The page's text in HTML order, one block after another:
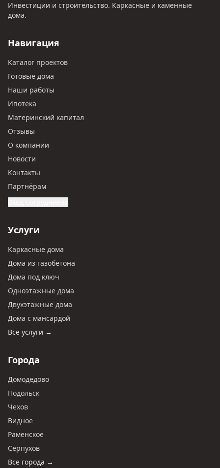
Инвестиции и строительство. Каркасные и каменные
дома.
Навигация
Каталог проектов
Готовые дома
Наши работы
Ипотека
Материнский капитал
Отзывы
О компании
Новости
Контакты
Партнёрам
Услуги
Каркасные дома
Дома из газобетона
Дома под ключ
Одноэтажные дома
Двухэтажные дома
Дома с мансардой
Все услуги →
Города
Домодедово
Подольск
Чехов
Видное
Раменское
Серпухов
Все города →